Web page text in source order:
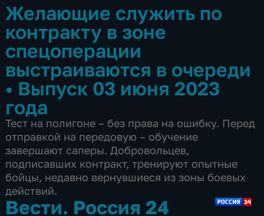
Желающие служить по
контракту в зоне
спецоперации
выстраиваются в очереди
• Выпуск 03 июня 2023
года
Тест на полигоне – без права на ошибку. Перед
отправкой на передовую – обучение
завершают саперы. Добровольцев,
подписавших контракт, тренируют опытные
бойцы, недавно вернувшиеся из зоны боевых
действий.
Вести. Россия 24